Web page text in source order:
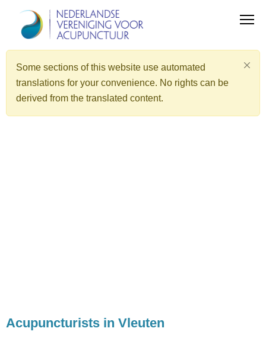
Some sections of this website use automated
translations for your convenience. No rights can be
derived from the translated content.
Acupuncturists in Vleuten